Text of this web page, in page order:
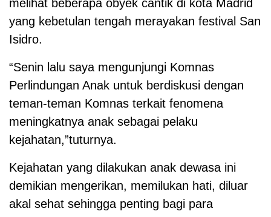
melihat beberapa obyek cantik di kota Madrid
yang kebetulan tengah merayakan festival San
Isidro.
“Senin lalu saya mengunjungi Komnas
Perlindungan Anak untuk berdiskusi dengan
teman-teman Komnas terkait fenomena
meningkatnya anak sebagai pelaku
kejahatan,”tuturnya.
Kejahatan yang dilakukan anak dewasa ini
demikian mengerikan, memilukan hati, diluar
akal sehat sehingga penting bagi para